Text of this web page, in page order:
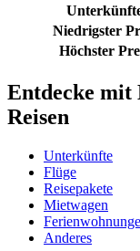
Niedrigster
Höchster
Entdecke mit
Reisen
Unterkünfte
Flüge
Reisepakete
Mietwagen
Anderes